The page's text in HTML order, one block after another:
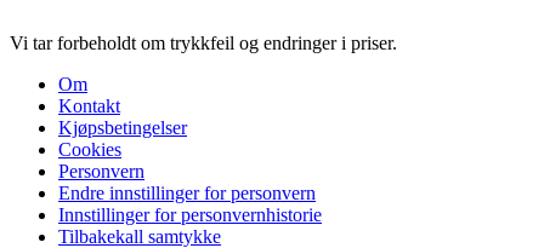
Vi tar forbeholdt om trykkfeil og endringer i priser.
Om
Kontakt
Kjøpsbetingelser
Cookies
Personvern
Endre innstillinger for personvern
Innstillinger for personvernhistorie
Tilbakekall samtykke